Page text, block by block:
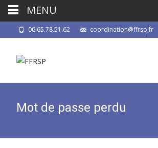
06.65.78.51.62 coordination@ffrsp.fr
Mot de passe perdu
MENU